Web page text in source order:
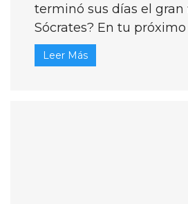
terminó sus días el gran
Sócrates? En tu próximo
Leer Más